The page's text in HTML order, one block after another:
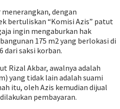
dengan
bertuliskan “Komisi Azis” patut
ingin mengaburkan hak
175 m2 yang berlokasi di
dari saksi korban.
Rizal Akbar, awalnya adalah
yang tidak lain adalah suami
itu, oleh Azis kemudian dijual
pembayaran.